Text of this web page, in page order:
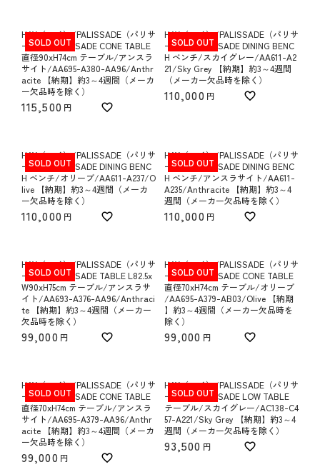
SOLD OUT
HAY（ヘイ）/PALISSADE（パリサ
ード）/PALISSADE CONE TABLE
直径90xH74cm テーブル/アンスラ
サイト/AA695-A380-AA96/Anthr
acite 【納期】約3～4週間（メーカ
ー欠品時を除く）
115,500
SOLD OUT
HAY（ヘイ）/PALISSADE（パリサ
ード）/PALISSADE DINING BENC
H ベンチ/スカイグレー/AA611-A2
21/Sky Grey 【納期】約3～4週間
（メーカー欠品時を除く）
110,000
SOLD OUT
HAY（ヘイ）/PALISSADE（パリサ
ード）/PALISSADE DINING BENC
H ベンチ/オリーブ/AA611-A237/O
live 【納期】約3～4週間（メーカ
ー欠品時を除く）
110,000
SOLD OUT
HAY（ヘイ）/PALISSADE（パリサ
ード）/PALISSADE DINING BENC
H ベンチ/アンスラサイト/AA611-
A235/Anthracite 【納期】約3～4
週間（メーカー欠品時を除く）
110,000
SOLD OUT
HAY（ヘイ）/PALISSADE（パリサ
ード）/PALISSADE TABLE L82.5x
W90xH75cm テーブル/アンスラサ
イト/AA693-A376-AA96/Anthraci
te 【納期】約3～4週間（メーカー
欠品時を除く）
99,000
SOLD OUT
HAY（ヘイ）/PALISSADE（パリサ
ード）/PALISSADE CONE TABLE
直径70xH74cm テーブル/オリーブ
/AA695-A379-AB03/Olive 【納期
】約3～4週間（メーカー欠品時を
除く）
99,000
SOLD OUT
HAY（ヘイ）/PALISSADE（パリサ
ード）/PALISSADE CONE TABLE
直径70xH74cm テーブル/アンスラ
サイト/AA695-A379-AA96/Anthr
acite 【納期】約3～4週間（メーカ
ー欠品時を除く）
99,000
SOLD OUT
HAY（ヘイ）/PALISSADE（パリサ
ード）/PALISSADE LOW TABLE
テーブル/スカイグレー/AC138-C4
57-A221/Sky Grey 【納期】約3～4
週間（メーカー欠品時を除く）
93,500